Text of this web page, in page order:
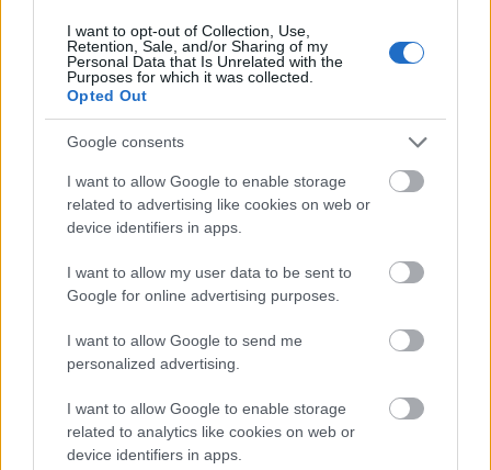
I want to opt-out of Collection, Use,
Retention, Sale, and/or Sharing of my
Personal Data that Is Unrelated with the
Purposes for which it was collected.
Opted Out
Google consents
I want to allow Google to enable storage
related to advertising like cookies on web or
device identifiers in apps.
I want to allow my user data to be sent to
Google for online advertising purposes.
I want to allow Google to send me
personalized advertising.
I want to allow Google to enable storage
related to analytics like cookies on web or
device identifiers in apps.
órakor a SZIKRA cool-tour-house színháztermében
látható a legfrissebb, legsokkolóbb, legrosszabb
Varieté. Jegyfoglalás ajánlott.